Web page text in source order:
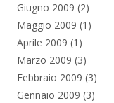
Giugno 2009 (2)
Maggio 2009 (1)
Aprile 2009 (1)
Marzo 2009 (3)
Febbraio 2009 (3)
Gennaio 2009 (3)